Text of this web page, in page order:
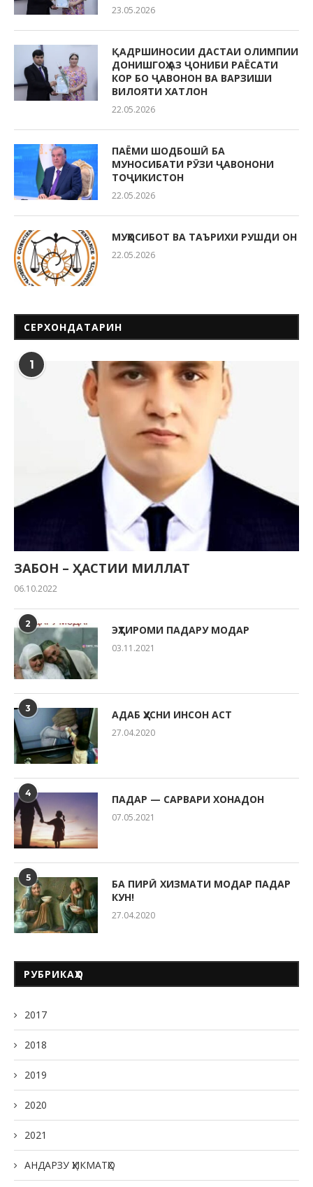
23.05.2026
ҚАДРШИНОСИИ ДАСТАИ ОЛИМПИИ
ДОНИШГОҲ АЗ ҶОНИБИ РАЁСАТИ
КОР БО ҶАВОНОН ВА ВАРЗИШИ
ВИЛОЯТИ ХАТЛОН
22.05.2026
ПАЁМИ ШОДБОШӢ БА
МУНОСИБАТИ РӮЗИ ҶАВОНОНИ
ТОҶИКИСТОН
22.05.2026
МУҲОСИБОТ ВА ТАЪРИХИ РУШДИ ОН
22.05.2026
СЕРХОНДАТАРИН
1
ЗАБОН – ҲАСТИИ МИЛЛАТ
06.10.2022
2 ЭҲТИРОМИ ПАДАРУ МОДАР
03.11.2021
3 АДАБ ҲУСНИ ИНСОН АСТ
27.04.2020
4 ПАДАР — САРВАРИ ХОНАДОН
07.05.2021
5
БА ПИРӢ ХИЗМАТИ МОДАР ПАДАР
КУН!
27.04.2020
РУБРИКАҲО
2017
2018
2019
2020
2021
АНДАРЗУ ҲИКМАТҲО